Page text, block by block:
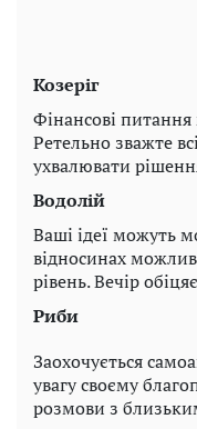
Козеріг
Фінансові
Ретельно зважте
ухвалювати
Водолій
Ваші ідеї можуть
відносинах
рівень. Вечір
Риби
Заохочується
увагу своєму
розмови з